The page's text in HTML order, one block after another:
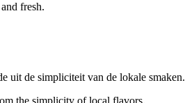
fresh.
uit de simpliciteit van de lokale smaken.